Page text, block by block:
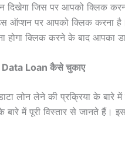
जिस पर आपको क्लिक
ऑप्शन पर आपको क्लिक करना
क्लिक करने के बाद आपका
Loan कैसे चुकाए
लोन लेने की प्रक्रिया के बारे
में पूरी विस्तार से जानते हैं।